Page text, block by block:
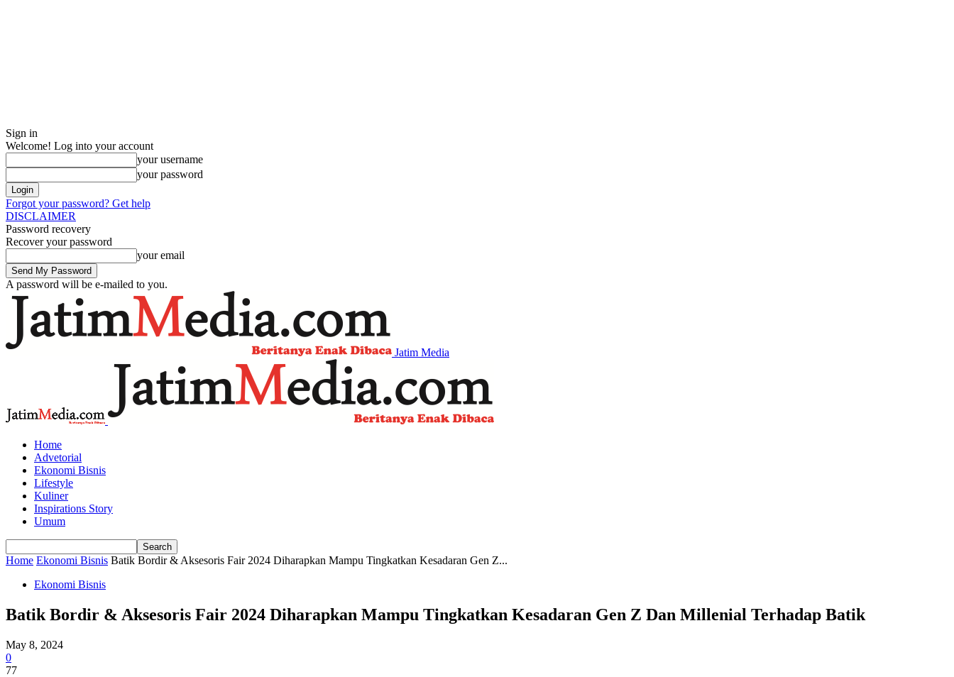
Sign in
Welcome! Log into your account
your username
your password
Forgot your password? Get help
DISCLAIMER
Password recovery
Recover your password
your email
A password will be e-mailed to you.
Jatim Media
Home
Advetorial
Ekonomi Bisnis
Lifestyle
Kuliner
Inspirations Story
Umum
Home Ekonomi Bisnis Batik Bordir & Aksesoris Fair 2024 Diharapkan Mampu Tingkatkan Kesadaran Gen Z...
Ekonomi Bisnis
Batik Bordir & Aksesoris Fair 2024 Diharapkan Mampu Tingkatkan Kesadaran Gen Z Dan Millenial Terhadap Batik
May 8, 2024
0
77